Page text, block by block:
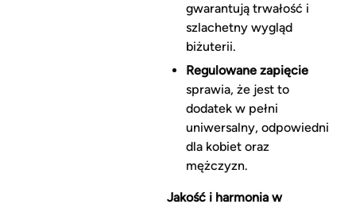
gwarantują trwałość i
szlachetny wygląd
biżuterii.
Regulowane zapięcie
sprawia, że jest to
dodatek w pełni
uniwersalny, odpowiedni
dla kobiet oraz
mężczyzn.
Jakość i harmonia w